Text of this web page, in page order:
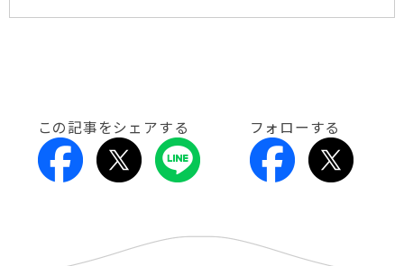
この記事をシェアする フォローする